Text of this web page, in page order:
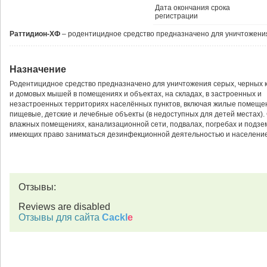
Дата окончания срока
регистрации
Раттидион-ХФ – родентицидное средство предназначено для
Назначение
Родентицидное средство предназначено для уничтожения серых, черных
и домовых мышей в помещениях и объектах, на складах, в застроенных и
незастроенных территориях населённых пунктов, включая жилые
пищевые, детские и лечебные объекты (в недоступных для детей
влажных помещениях, канализационной сети, подвалах, погребах и
имеющих право заниматься дезинфекционной деятельностью и
Отзывы:
Reviews are disabled
Отзывы для сайта Cackl e